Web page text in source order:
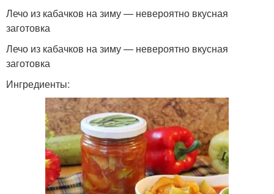
Лечо из кабачков на зиму — невероятно вкусная
заготовка
Лечо из кабачков на зиму — невероятно вкусная
заготовка
Ингредиенты: